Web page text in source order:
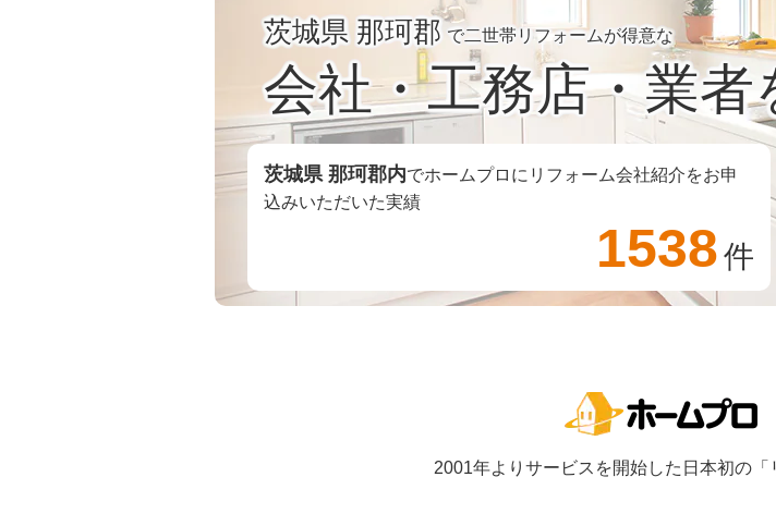
茨城県 那珂郡 で二世帯リフォームが得意な
会社・工務店・業者
茨城県 那珂郡内でホームプロにリフォーム会社紹介をお申
込みいただいた実績
1538件
2001年よりサービスを開始した日本初の